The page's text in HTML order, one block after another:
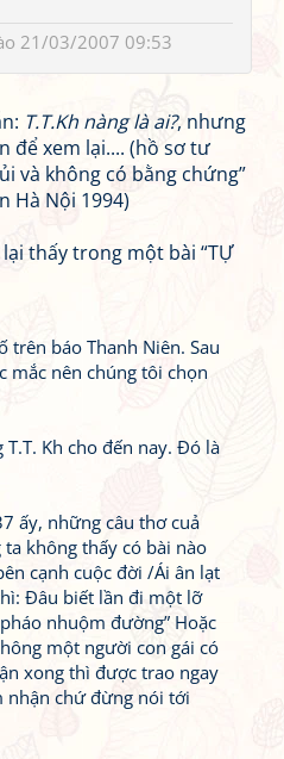
21/03/2007 09:53
T.T.Kh nàng là ai?, nhưng
để xem lại.... (hồ sơ tư
và không có bằng chứng”
Hà Nội 1994)
thấy trong một bài “TỰ
báo Thanh Niên. Sau
mắc nên chúng tôi chọn
Kh cho đến nay. Đó là
ấy, những câu thơ cuả
không thấy có bài nào
cạnh cuộc đời /Ái ân lạt
Đâu biết lần đi một lỡ
nhuộm đường” Hoặc
một người con gái có
xong thì được trao ngay
nhận chứ đừng nói tới